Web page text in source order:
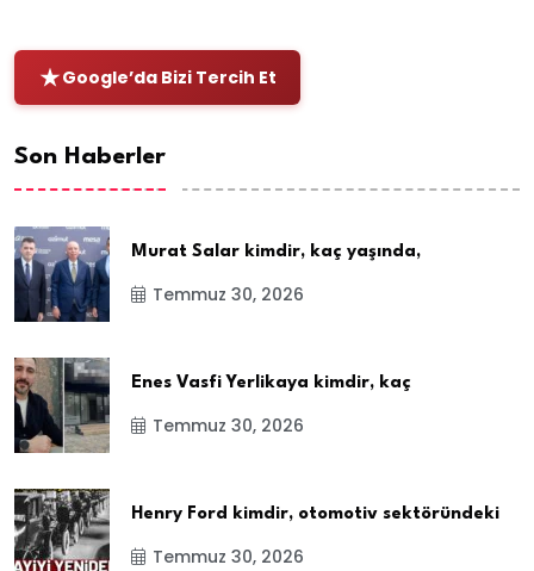
Google’da Bizi Tercih Et
Son Haberler
Murat Salar kimdir, kaç yaşında,
Temmuz 30, 2026
Enes Vasfi Yerlikaya kimdir, kaç
Temmuz 30, 2026
Henry Ford kimdir, otomotiv sektöründeki
Temmuz 30, 2026